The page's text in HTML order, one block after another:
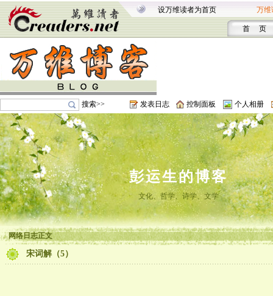
设万维读者为首页 万维
首 页
搜索>> 发表日志 控制面板 个人相册
彭运生的博客
文化、哲学、诗学、文学
网络日志正文
宋词解（5）